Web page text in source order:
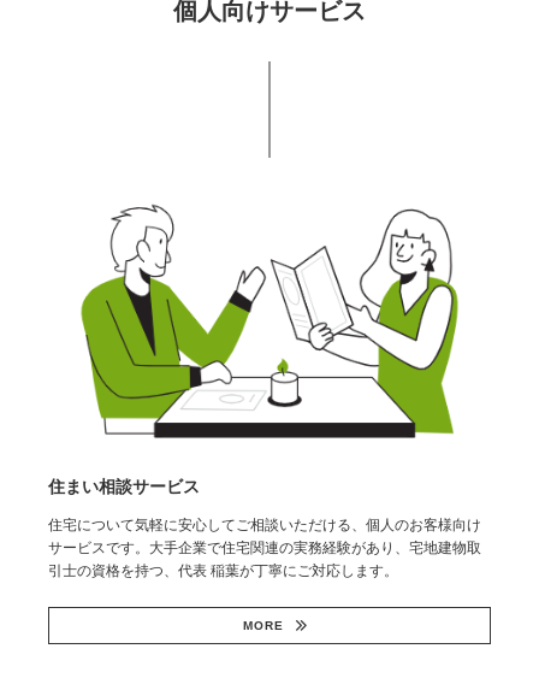
個人向けサービス
住まい相談サービス
住宅について気軽に安心してご相談いただける、個人のお客様向け
サービスです。大手企業で住宅関連の実務経験があり、宅地建物取
引士の資格を持つ、代表 稲葉が丁寧にご対応します。
MORE